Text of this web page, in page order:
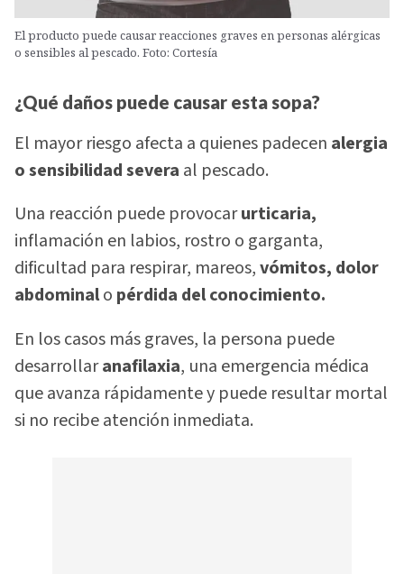
El producto puede causar reacciones graves en personas alérgicas
o sensibles al pescado. Foto: Cortesía
¿Qué daños puede causar esta sopa?
El mayor riesgo afecta a quienes padecen alergia
o sensibilidad severa al pescado.
Una reacción puede provocarurticaria,
inflamación en labios, rostro o garganta,
dificultad para respirar, mareos,vómitos, dolor
abdominalo pérdida del conocimiento.
En los casos más graves, la persona puede
desarrollaranafilaxia, una emergencia médica
que avanza rápidamente y puede resultar mortal
si no recibe atención inmediata.